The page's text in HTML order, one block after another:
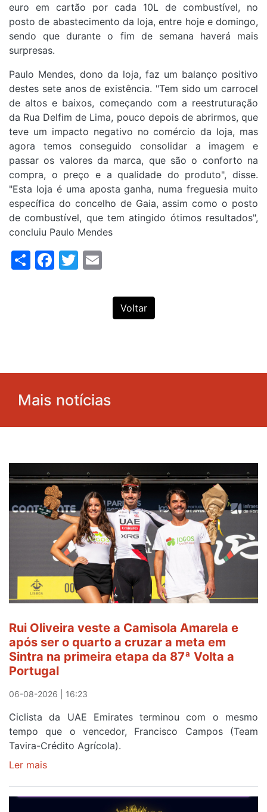
euro em cartão por cada 10L de combustível, no
posto de abastecimento da loja, entre hoje e domingo,
sendo que durante o fim de semana haverá mais
surpresas.
Paulo Mendes, dono da loja, faz um balanço positivo
destes sete anos de existência. "Tem sido um carrocel
de altos e baixos, começando com a reestruturação
da Rua Delfim de Lima, pouco depois de abrirmos, que
teve um impacto negativo no comércio da loja, mas
agora temos conseguido consolidar a imagem e
passar os valores da marca, que são o conforto na
compra, o preço e a qualidade do produto", disse.
"Esta loja é uma aposta ganha, numa freguesia muito
específica do concelho de Gaia, assim como o posto
de combustível, que tem atingido ótimos resultados",
concluiu Paulo Mendes
ShareFacebook
Twitter
Voltar
Mais notícias
Rui Oliveira veste a Camisola Amarela e
após ser o quarto a cruzar a meta em
Sintra na primeira etapa da 87ª Volta a
Portugal
06-08-2026 | 16:23
Ciclista da UAE Emirates terminou com o mesmo
tempo que o vencedor, Francisco Campos (Team
Tavira-Crédito Agrícola).
Ler mais